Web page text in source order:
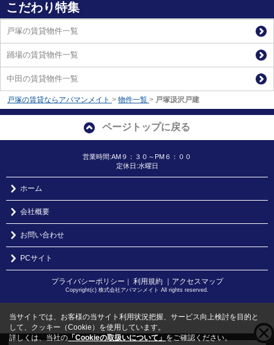
こだわり特集
戸塚の賃貸物件一覧
踊場の賃貸物件一覧
中田の賃貸物件一覧
戸塚の賃貸ならアパマンメイト > 物件一覧 > 戸塚汲沢戸建
ページトップに戻る
営業時間:AM９：３０～PM６：００
定休日:水曜日
ホーム
会社概要
お問い合わせ
PCサイト
プライバシーポリシー 利用規約 ｜アクセスマップ
Copyright(c) 株式会社アパマンメイト All rights reserved.
当サイトでは、お客様の当サイト利用状況把握、サービス向上検討を目的と
して、クッキー（Cookie）を使用しています。
詳しくは、当社の 「Cookieの取扱いについて」 をご確認ください。